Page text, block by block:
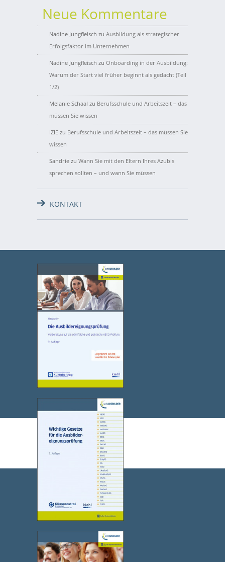
Neue Kommentare
Nadine Jungfleisch zu Ausbildung als strategischer
Erfolgsfaktor im Unternehmen
Nadine Jungfleisch zu Onboarding in der Ausbildung:
Warum der Start viel früher beginnt als gedacht (Teil
1/2)
Melanie Schaal zu Berufsschule und Arbeitszeit – das
müssen Sie wissen
IZIE zu Berufsschule und Arbeitszeit – das müssen Sie
wissen
Sandrie zu Wann Sie mit den Eltern Ihres Azubis
sprechen sollten – und wann Sie müssen
KONTAKT